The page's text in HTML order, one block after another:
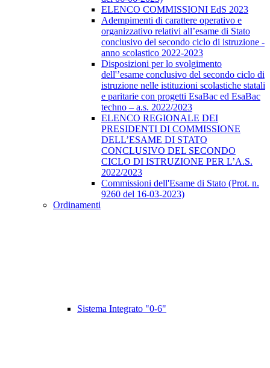
ELENCO COMMISSIONI EdS 2023
Adempimenti di carattere operativo e
organizzativo relativi all’esame di Stato
conclusivo del secondo ciclo di istruzione -
anno scolastico 2022-2023
Disposizioni per lo svolgimento
dell'’esame conclusivo del secondo ciclo di
istruzione nelle istituzioni scolastiche statali
e paritarie con progetti EsaBac ed EsaBac
techno – a.s. 2022/2023
ELENCO REGIONALE DEI
PRESIDENTI DI COMMISSIONE
DELL’ESAME DI STATO
CONCLUSIVO DEL SECONDO
CICLO DI ISTRUZIONE PER L’A.S.
2022/2023
Commissioni dell'Esame di Stato (Prot. n.
9260 del 16-03-2023)
Ordinamenti
Sistema Integrato "0-6"